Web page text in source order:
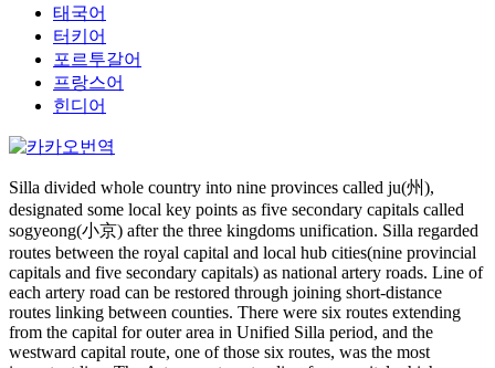
태국어
터키어
포르투갈어
프랑스어
힌디어
Silla divided whole country into nine provinces called ju(州),
designated some local key points as five secondary capitals called
sogyeong(小京) after the three kingdoms unification. Silla regarded
routes between the royal capital and local hub cities(nine provincial
capitals and five secondary capitals) as national artery roads. Line of
each artery road can be restored through joining short-distance
routes linking between counties. There were six routes extending
from the capital for outer area in Unified Silla period, and the
westward capital route, one of those six routes, was the most